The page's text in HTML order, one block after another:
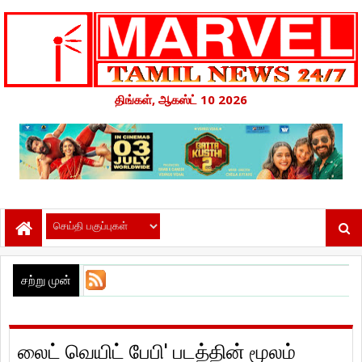
திங்கள், ஆகஸ்ட் 10 2026
சற்று முன்
லைட் வெயிட் பேபி' படத்தின் மூலம்